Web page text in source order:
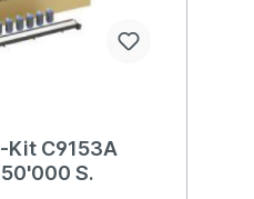
Kit C9153A
S.